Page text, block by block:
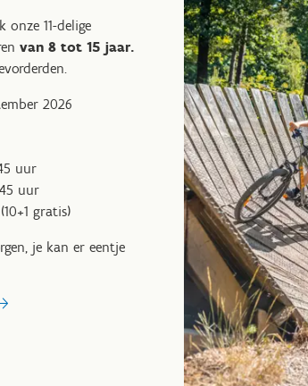
11-delige
van 8 tot 15 jaar.
2026
uur
uur
gratis)
je kan er eentje